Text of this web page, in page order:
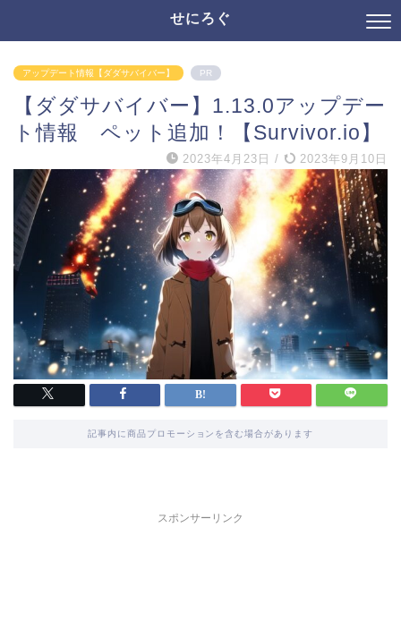
せにろぐ
アップデート情報【ダダサバイバー】 PR
【ダダサバイバー】1.13.0アップデー
ト情報 ペット追加！【Survivor.io】
2023年4月23日 / 2023年9月10日
記事内に商品プロモーションを含む場合があります
スポンサーリンク